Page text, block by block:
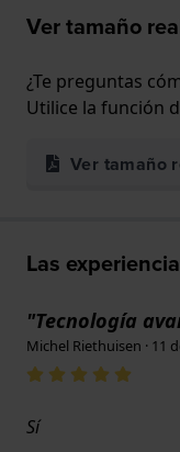
Ver tamaño
¿Te preguntas
Utilice la función
Ver tamaño
Las
"Tecnología
Michel Riethuisen · 11
Sí